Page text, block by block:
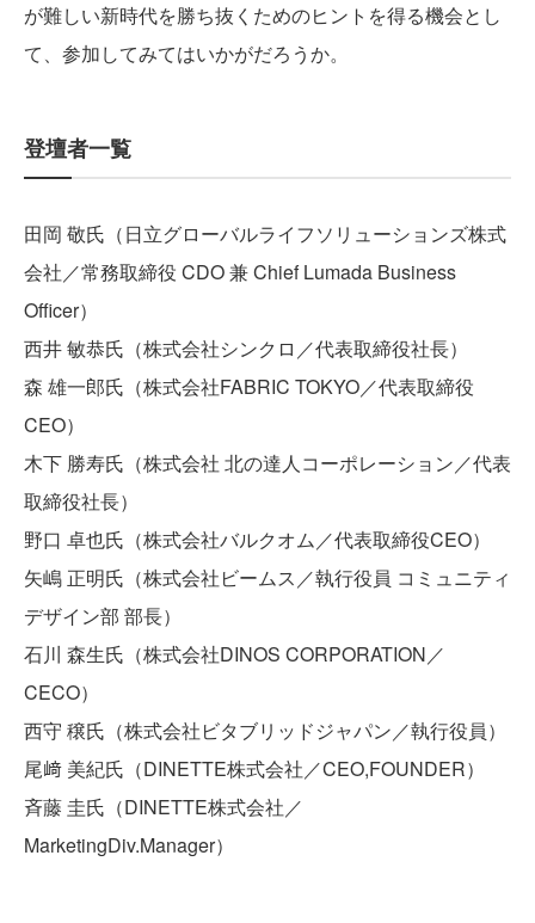
が難しい新時代を勝ち抜くためのヒントを得る機会とし
て、参加してみてはいかがだろうか。
登壇者一覧
田岡 敬氏（日立グローバルライフソリューションズ株式
会社／常務取締役 CDO 兼 Chief Lumada Business
Officer）
西井 敏恭氏（株式会社シンクロ／代表取締役社長）
森 雄一郎氏（株式会社FABRIC TOKYO／代表取締役
CEO）
木下 勝寿氏（株式会社 北の達人コーポレーション／代表
取締役社長）
野口 卓也氏（株式会社バルクオム／代表取締役CEO）
矢嶋 正明氏（株式会社ビームス／執行役員 コミュニティ
デザイン部 部長）
石川 森生氏（株式会社DINOS CORPORATION／
CECO）
西守 穣氏（株式会社ビタブリッドジャパン／執行役員）
尾﨑 美紀氏（DINETTE株式会社／CEO,FOUNDER）
斉藤 圭氏（DINETTE株式会社／
MarketingDiv.Manager）